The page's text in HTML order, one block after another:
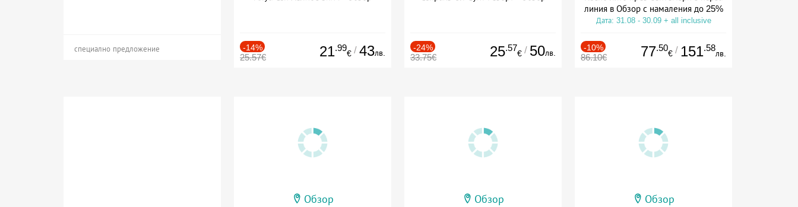
специално предложение -14%
25.57€ 21.99
€ / 43лв.
-24%
33.75€ 25.57
€ / 50лв.
линия в Обзор с намаления до 25%
Дата: 31.08 - 30.09 + all inclusive
-10%
86.10€ 77.50
€ / 151.58
лв.
Обзор Обзор Обзор